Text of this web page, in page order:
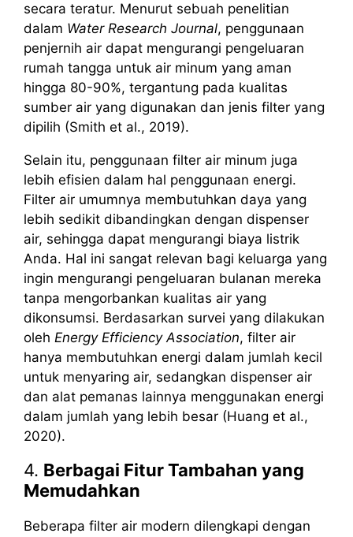
secara teratur. Menurut sebuah penelitian
dalam Water Research Journal, penggunaan
penjernih air dapat mengurangi pengeluaran
rumah tangga untuk air minum yang aman
hingga 80-90%, tergantung pada kualitas
sumber air yang digunakan dan jenis filter yang
dipilih (Smith et al., 2019).
Selain itu, penggunaan filter air minum juga
lebih efisien dalam hal penggunaan energi.
Filter air umumnya membutuhkan daya yang
lebih sedikit dibandingkan dengan dispenser
air, sehingga dapat mengurangi biaya listrik
Anda. Hal ini sangat relevan bagi keluarga yang
ingin mengurangi pengeluaran bulanan mereka
tanpa mengorbankan kualitas air yang
dikonsumsi. Berdasarkan survei yang dilakukan
oleh Energy Efficiency Association, filter air
hanya membutuhkan energi dalam jumlah kecil
untuk menyaring air, sedangkan dispenser air
dan alat pemanas lainnya menggunakan energi
dalam jumlah yang lebih besar (Huang et al.,
2020).
4. Berbagai Fitur Tambahan yang
Memudahkan
Beberapa filter air modern dilengkapi dengan